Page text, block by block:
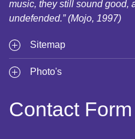
music, they still sound good,
undefended.” (Mojo, 1997)
Sitemap
Photo's
Contact Form